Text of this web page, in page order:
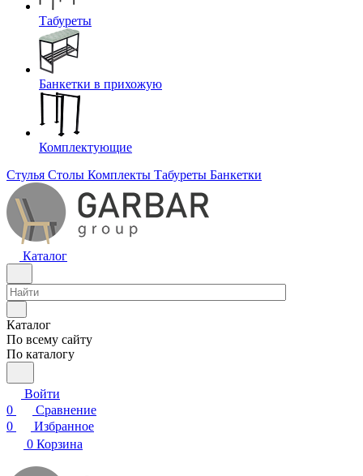
Табуреты
Банкетки в прихожую
Комплектующие
Стулья Столы Комплекты Табуреты Банкетки
Каталог
Каталог
По всему сайту
По каталогу
Войти
0
Сравнение
0
Избранное
0 Корзина